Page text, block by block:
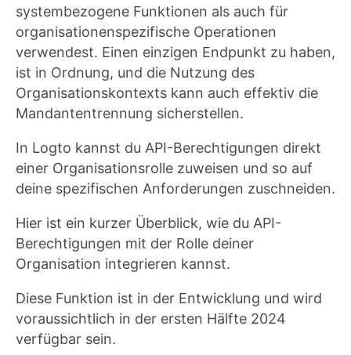
systembezogene Funktionen als auch für
organisationenspezifische Operationen
verwendest. Einen einzigen Endpunkt zu haben,
ist in Ordnung, und die Nutzung des
Organisationskontexts kann auch effektiv die
Mandantentrennung sicherstellen.
In Logto kannst du API-Berechtigungen direkt
einer Organisationsrolle zuweisen und so auf
deine spezifischen Anforderungen zuschneiden.
Hier ist ein kurzer Überblick, wie du API-
Berechtigungen mit der Rolle deiner
Organisation integrieren kannst.
Diese Funktion ist in der Entwicklung und wird
voraussichtlich in der ersten Hälfte 2024
verfügbar sein.